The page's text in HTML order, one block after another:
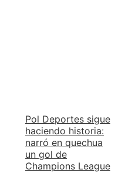
Pol Deportes sigue
haciendo historia:
narró en quechua
un gol de
Champions League